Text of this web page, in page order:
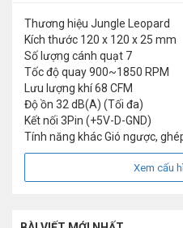
Thương hiệu Jungle Leopard
Kích thước 120 x 120 x 25 mm
Số lượng cánh quạt 7
Tốc độ quay900~1850 RPM
Lưu lượng khí68 CFM
Độ ồn 32 dB(A) (Tối đa)
Kết nối 3Pin (+5V-D-GND)
Tính năng khácGió ngược,
Xem cấu